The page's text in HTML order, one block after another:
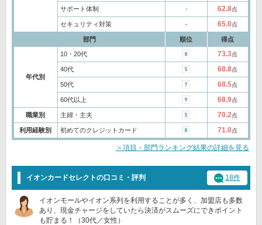
サポート体制 ‐ 62.8点
セキュリティ対策 ‐ 65.0点
部門 順位 得点
年代別
10・20代 73.3点
40代 68.8点
50代 68.5点
60代以上 68.9点
職業別 主婦・主夫 70.2点
利用経験別 初めてのクレジットカード 71.0点
＞項目・部門ランキング結果の詳細を見る
イオンカードセレクトの口コミ・評判 18件
イオンモールやイオン系列を利用することが多く、加盟店も多数
あり、現金チャージをしていたら決済がスムーズにできポイント
も貯まる！（30代／女性）